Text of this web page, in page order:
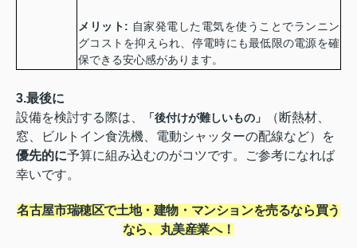
メリット: 自家発電した電気を使うことでランニン
グコストを抑えられ、停電時にも最低限の電源を確
保できる安心感があります。
3.最後に
設備を検討する際は、
「後付けが難しいもの」
（断熱材、
窓、ビルトイン食洗機、電動シャッターの配線など）を
優先的に予算に組み込むのがコツです。ご参考になれば
幸いです。
名古屋市瑞穂区で土地・建物・マンションを売るなら買う
なら、丸美産業へ！